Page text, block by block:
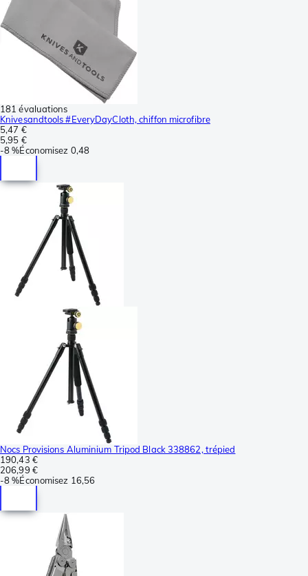
181 évaluations
Knivesandtools #EveryDayCloth, chiffon microfibre
5,47 €
5,95 €
-8 %Économisez 0,48
Nocs Provisions Aluminium Tripod Black 338862, trépied
190,43 €
206,99 €
-8 %Économisez 16,56